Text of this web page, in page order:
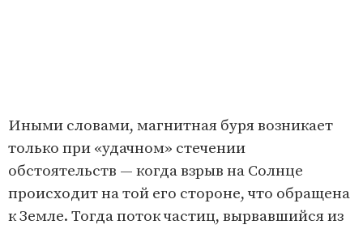
Иными словами, магнитная буря возникает
только при «удачном» стечении
обстоятельств — когда взрыв на Солнце
происходит на той его стороне, что обращена
к Земле. Тогда поток частиц, вырвавшийся из